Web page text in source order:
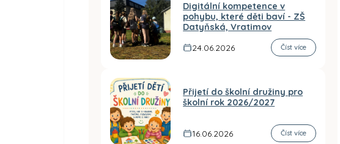
Digitální kompetence v
pohybu, které děti baví - ZŠ
Datyňská, Vratimov
24.06.2026
Číst více
Přijetí do školní družiny pro
školní rok 2026/2027
16.06.2026 Číst více